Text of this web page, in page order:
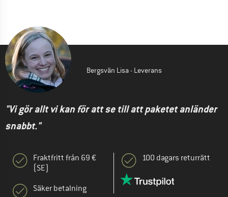
Bergsvän Lisa - Leverans
"Vi gör allt vi kan för att se till att paketet anländer
snabbt."
Fraktfritt från 69 €
(SE)
Säker betalning
100 dagars returrätt